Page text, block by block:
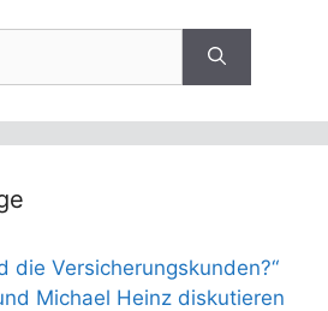
die Versicherungskunden?“
Michael Heinz diskutieren